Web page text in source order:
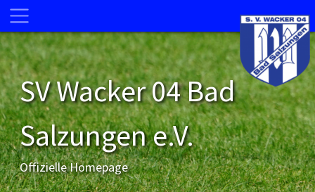
SV Wacker 04 Bad
Salzungen e.V.
Offizielle Homepage